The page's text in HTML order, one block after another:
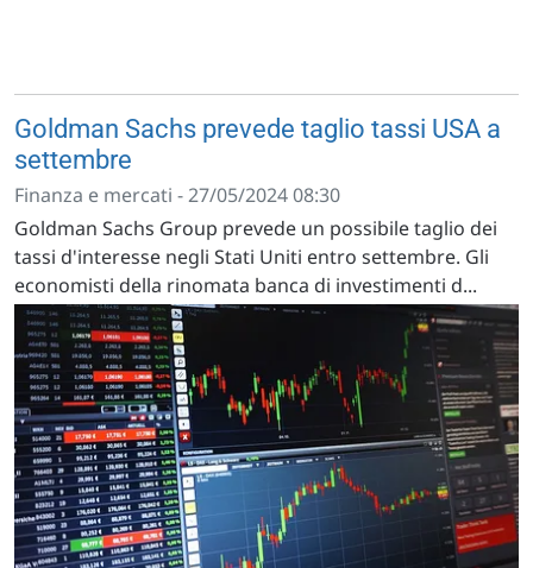
Goldman Sachs prevede taglio tassi USA a
settembre
Finanza e mercati - 27/05/2024 08:30
Goldman Sachs Group prevede un possibile taglio dei
tassi d'interesse negli Stati Uniti entro settembre. Gli
economisti della rinomata banca di investimenti d...